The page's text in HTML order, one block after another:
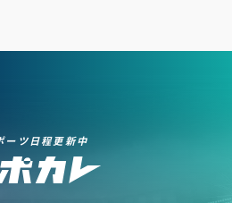
ーツ日程更新中